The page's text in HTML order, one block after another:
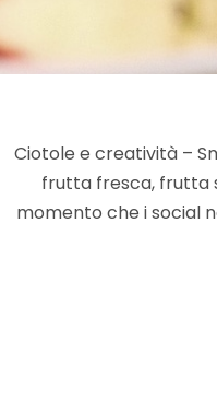
Ciotole e creatività –
frutta fresca, frutta
momento che i social